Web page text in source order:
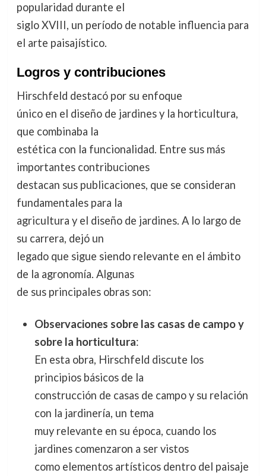
popularidad durante el
siglo XVIII, un período de notable influencia para
el arte paisajístico.
Logros y contribuciones
Hirschfeld destacó por su enfoque
único en el diseño de jardines y la horticultura,
que combinaba la
estética con la funcionalidad. Entre sus más
importantes contribuciones
destacan sus publicaciones, que se consideran
fundamentales para la
agricultura y el diseño de jardines. A lo largo de
su carrera, dejó un
legado que sigue siendo relevante en el ámbito
de la agronomía. Algunas
de sus principales obras son:
Observaciones sobre las casas de campo y
sobre la horticultura:
En esta obra, Hirschfeld discute los
principios básicos de la
construcción de casas de campo y su relación
con la jardinería, un tema
muy relevante en su época, cuando los
jardines comenzaron a ser vistos
como elementos artísticos dentro del paisaje